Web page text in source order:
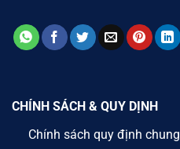
CHÍNH SÁCH & QUY DỊNH
Chính sách quy định chung